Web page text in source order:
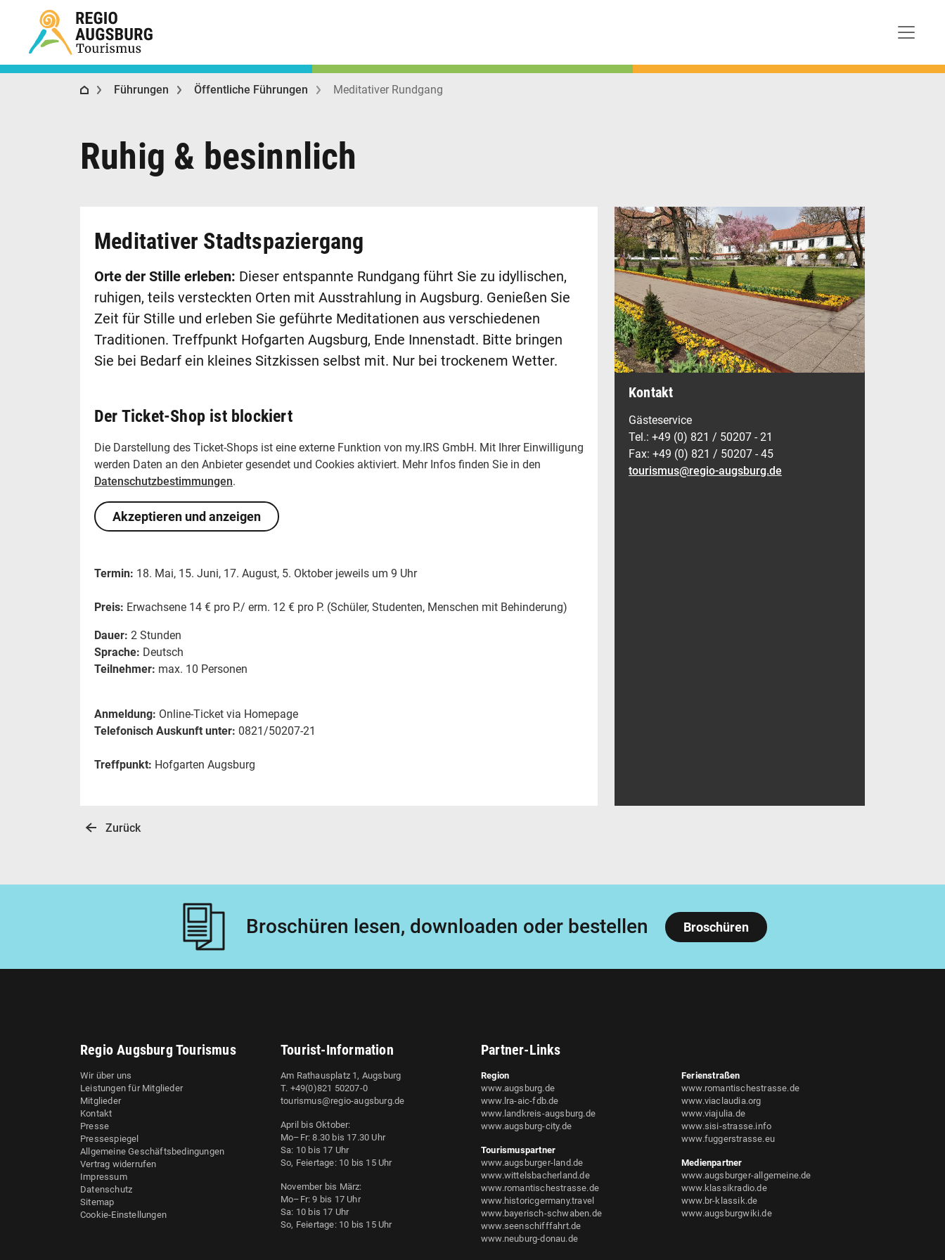
Regio Augsburg Tourismus
Führungen Öffentliche Führungen Meditativer Rundgang
Ruhig & besinnlich
Meditativer Stadtspaziergang
Orte der Stille erleben: Dieser entspannte Rundgang führt Sie zu idyllischen,
ruhigen, teils versteckten Orten mit Ausstrahlung in Augsburg. Genießen Sie
Zeit für Stille und erleben Sie geführte Meditationen aus verschiedenen
Traditionen. Treffpunkt Hofgarten Augsburg, Ende Innenstadt. Bitte bringen
Sie bei Bedarf ein kleines Sitzkissen selbst mit. Nur bei trockenem Wetter.
Der Ticket-Shop ist blockiert
Die Darstellung des Ticket-Shops ist eine externe Funktion von my.IRS GmbH. Mit Ihrer Einwilligung
werden Daten an den Anbieter gesendet und Cookies aktiviert. Mehr Infos finden Sie in den
Datenschutzbestimmungen.
Akzeptieren und anzeigen
Termin: 18. Mai, 15. Juni, 17. August, 5. Oktober jeweils um 9 Uhr
Preis: Erwachsene 14 € pro P./ erm. 12 € pro P. (Schüler, Studenten, Menschen mit Behinderung)
Dauer: 2 Stunden
Sprache: Deutsch
Teilnehmer: max. 10 Personen
Anmeldung: Online-Ticket via Homepage
Telefonisch Auskunft unter: 0821/50207-21
Treffpunkt: Hofgarten Augsburg
Kontakt
Gästeservice
Tel.: +49 (0) 821 / 50207 - 21
Fax: +49 (0) 821 / 50207 - 45
tourismus@regio-augsburg.de
Zurück
Broschüren lesen, downloaden oder bestellen Broschüren
Regio Augsburg Tourismus
Wir über uns
Leistungen für Mitglieder
Mitglieder
Kontakt
Presse
Pressespiegel
Allgemeine Geschäftsbedingungen
Vertrag widerrufen
Impressum
Datenschutz
Sitemap
Cookie-Einstellungen
Tourist-Information
Am Rathausplatz 1, Augsburg
T. +49(0)821 50207-0
tourismus@regio-augsburg.de
April bis Oktober:
Mo–Fr: 8.30 bis 17.30 Uhr
Sa: 10 bis 17 Uhr
So, Feiertage: 10 bis 15 Uhr
November bis März:
Mo–Fr: 9 bis 17 Uhr
Sa: 10 bis 17 Uhr
So, Feiertage: 10 bis 15 Uhr
Partner-Links
Region
www.augsburg.de
www.lra-aic-fdb.de
www.landkreis-augsburg.de
www.augsburg-city.de
Tourismuspartner
www.augsburger-land.de
www.wittelsbacherland.de
www.romantischestrasse.de
www.historicgermany.travel
www.bayerisch-schwaben.de
www.seenschifffahrt.de
www.neuburg-donau.de
Ferienstraßen
www.romantischestrasse.de
www.viaclaudia.org
www.viajulia.de
www.sisi-strasse.info
www.fuggerstrasse.eu
Medienpartner
www.augsburger-allgemeine.de
www.klassikradio.de
www.br-klassik.de
www.augsburgwiki.de